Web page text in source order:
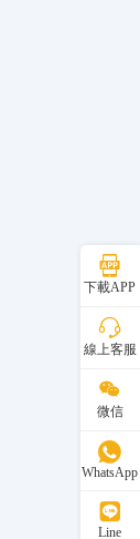
下載APP
線上客服
微信
WhatsApp
Line